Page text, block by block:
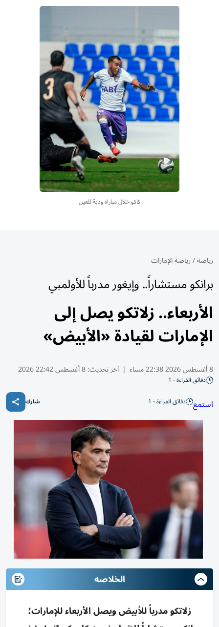
كاكو خلال مباراة ودية للعين
رياضة/رياضة الإمارات
برانكو مستشاراً.. وإيغور مدرباً للأولمبي
الأربعاء.. زلاتكو يصل إلى
الإمارات لقيادة «الأبيض»
8 أغسطس 2026 22:38 مساء | آخر تحديث:8 أغسطس 22:42 2026
دقائق القراءة - 1
استمع دقائق القراءة - 1 شارك
الخلاصه
زلاتكو مدرباً للأبيض ويصل الأربعاء للإمارات؛